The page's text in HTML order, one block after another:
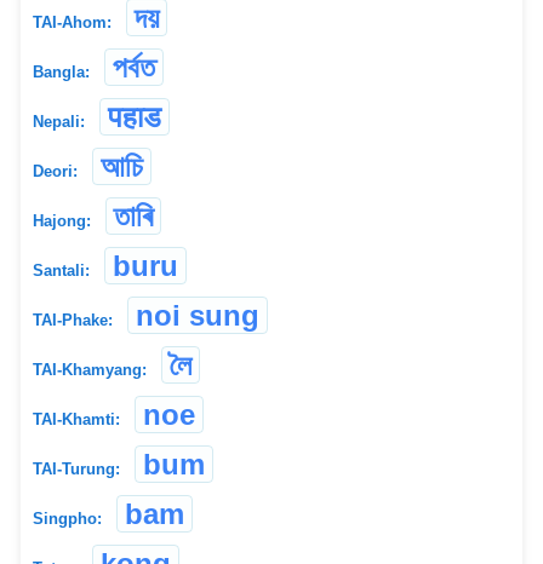
TAI-Ahom: দয়
Bangla: পৰ্বত
Nepali: पहाड
Deori: আচি
Hajong: তাৰি
Santali: buru
TAI-Phake: noi sung
TAI-Khamyang: লৈ
TAI-Khamti: noe
TAI-Turung: bum
Singpho: bam